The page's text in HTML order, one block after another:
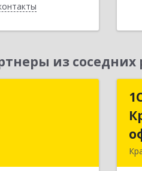
из соседних
край,
ул, дом №